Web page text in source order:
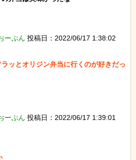
ーぷん 投稿日：2022/06/17 1:38:02
ッとオリジン弁当に行くのが好きだっ
ーぷん 投稿日：2022/06/17 1:39:01